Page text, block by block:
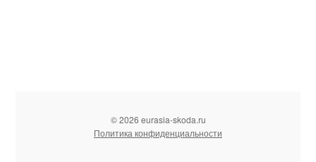
© 2026 eurasia-skoda.ru
Политика конфиденциальности